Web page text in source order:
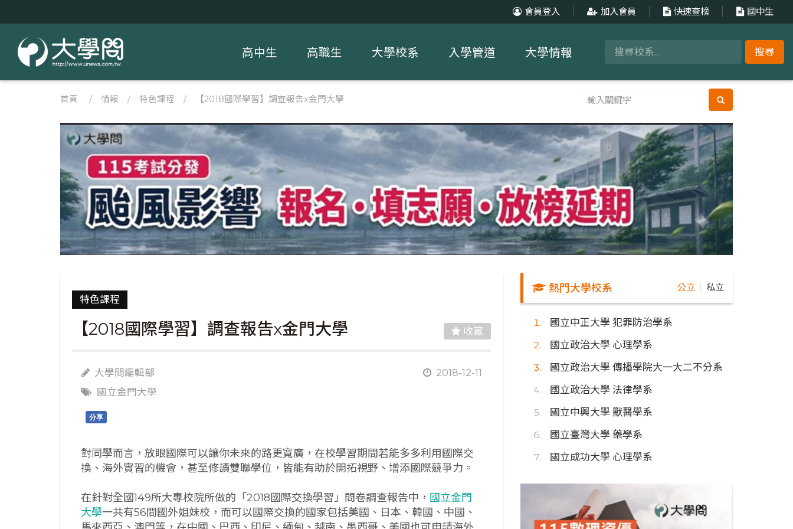
會員登入 加入會員 快速查榜 國中生
搜尋
高中生 高職生 大學校系 入學管道 大學情報
首頁 / 情報 / 特色課程 / 【2018國際學習】調查報告x金門大學
特色課程
【2018國際學習】調查報告x金門大學 收藏
大學問編輯部
2018-12-11
國立金門大學
分享
對同學而言，放眼國際可以讓你未來的路更寬廣，在校學習期間若能多多利用國際交
換、海外實習的機會，甚至修讀雙聯學位，皆能有助於開拓視野、增添國際競爭力。
在針對全國149所大專校院所做的「2018國際交換學習」問卷調查報告中， 國立金門
大學一共有56間國外姐妹校，而可以國際交換的國家包括美國、日本、韓國、中國、
熱門大學校系 公立 私立
國立中正大學 犯罪防治學系
國立政治大學 心理學系
國立政治大學 傳播學院大一大二不分系
國立政治大學 法律學系
國立中興大學 獸醫學系
國立臺灣大學 藥學系
國立成功大學 心理學系